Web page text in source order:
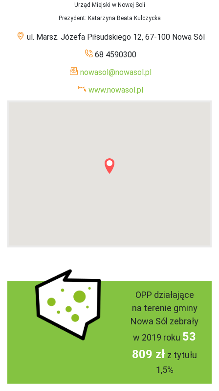
Urząd Miejski w Nowej Soli
Prezydent: Katarzyna Beata Kulczycka
ul. Marsz. Józefa Piłsudskiego 12, 67-100 Nowa Sól
68 4590300
nowasol@nowasol.pl
www.nowasol.pl
OPP działające
na terenie gminy
Nowa Sól zebrały
w 2019 roku 53
809 zł z tytułu
1,5%